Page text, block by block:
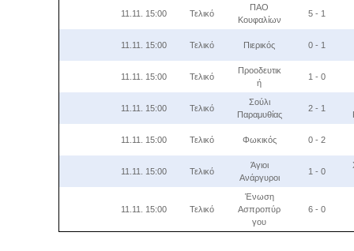
11.11. 15:00 Τελικό
ΠΑΟ
Κουφαλίων
5 - 1
11.11. 15:00 Τελικό Πιερικός 0 - 1
11.11. 15:00 Τελικό
Προοδευτικ
ή
1 - 0
11.11. 15:00 Τελικό
Σούλι
Παραμυθίας
2 - 1
11.11. 15:00 Τελικό Φωκικός 0 - 2
11.11. 15:00 Τελικό
Άγιοι
Ανάργυροι
1 - 0
11.11. 15:00 Τελικό
Ένωση
Ασπροπύρ
γου
6 - 0